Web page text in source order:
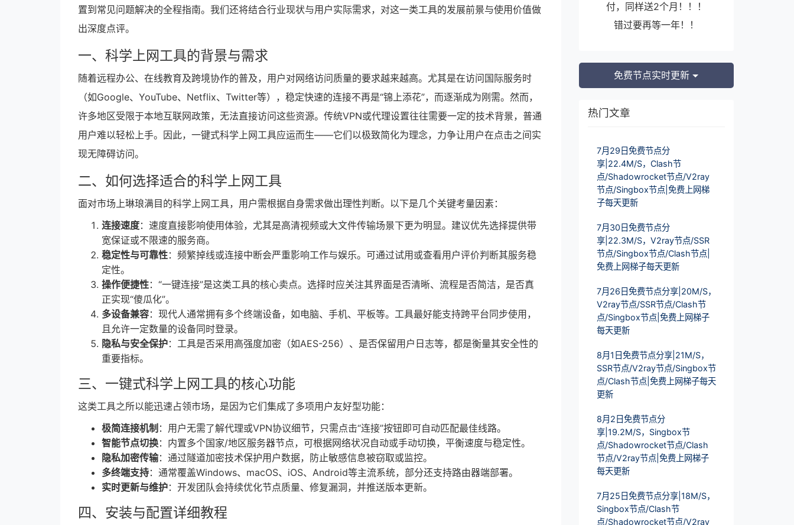
置到常见问题解决的全程指南。我们还将结合行业现状与用户实际需求，对这一类工具的发展前景与使用价值做
出深度点评。
一、科学上网工具的背景与需求
随着远程办公、在线教育及跨境协作的普及，用户对网络访问质量的要求越来越高。尤其是在访问国际服务时
（如Google、YouTube、Netflix、Twitter等），稳定快速的连接不再是“锦上添花”，而逐渐成为刚需。然而，
许多地区受限于本地互联网政策，无法直接访问这些资源。传统VPN或代理设置往往需要一定的技术背景，普通
用户难以轻松上手。因此，一键式科学上网工具应运而生——它们以极致简化为理念，力争让用户在点击之间实
现无障碍访问。
二、如何选择适合的科学上网工具
面对市场上琳琅满目的科学上网工具，用户需根据自身需求做出理性判断。以下是几个关键考量因素：
连接速度：速度直接影响使用体验，尤其是高清视频或大文件传输场景下更为明显。建议优先选择提供带
宽保证或不限速的服务商。
稳定性与可靠性：频繁掉线或连接中断会严重影响工作与娱乐。可通过试用或查看用户评价判断其服务稳
定性。
操作便捷性：“一键连接”是这类工具的核心卖点。选择时应关注其界面是否清晰、流程是否简洁，是否真
正实现“傻瓜化”。
多设备兼容：现代人通常拥有多个终端设备，如电脑、手机、平板等。工具最好能支持跨平台同步使用，
且允许一定数量的设备同时登录。
隐私与安全保护：工具是否采用高强度加密（如AES-256）、是否保留用户日志等，都是衡量其安全性的
重要指标。
三、一键式科学上网工具的核心功能
这类工具之所以能迅速占领市场，是因为它们集成了多项用户友好型功能：
极简连接机制 ：用户无需了解代理或VPN协议细节，只需点击“连接”按钮即可自动匹配最佳线路。
智能节点切换：内置多个国家/地区服务器节点，可根据网络状况自动或手动切换，平衡速度与稳定性。
隐私加密传输：通过隧道加密技术保护用户数据，防止敏感信息被窃取或监控。
多终端支持：通常覆盖Windows、macOS、iOS、Android等主流系统，部分还支持路由器端部署。
实时更新与维护：开发团队会持续优化节点质量、修复漏洞，并推送版本更新。
四、安装与配置详细教程
付，同样送2个月！！！
错过要再等一年！！
免费节点实时更新
热门文章
7月29日免费节点分
享|22.4M/S，Clash节
点/Shadowrocket节点/V2ray
节点/Singbox节点|免费上网梯
子每天更新
7月30日免费节点分
享|22.3M/S，V2ray节点/SSR
节点/Singbox节点/Clash节点|
免费上网梯子每天更新
7月26日免费节点分享|20M/S，
V2ray节点/SSR节点/Clash节
点/Singbox节点|免费上网梯子
每天更新
8月1日免费节点分享|21M/S，
SSR节点/V2ray节点/Singbox节
点/Clash节点|免费上网梯子每天
更新
8月2日免费节点分
享|19.2M/S，Singbox节
点/Shadowrocket节点/Clash
节点/V2ray节点|免费上网梯子
每天更新
7月25日免费节点分享|18M/S，
Singbox节点/Clash节
点/Shadowrocket节点/V2ray